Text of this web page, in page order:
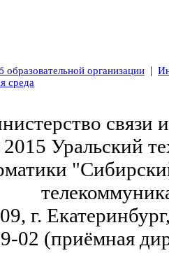
образовательной организации |
среда
связи
Уральский
г.
02 (приёмная